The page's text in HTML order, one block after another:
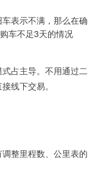
表示不满，那么在确
车不足3天的情况
占主导。 不用通过二
线下交易。
整里程数、公里表的